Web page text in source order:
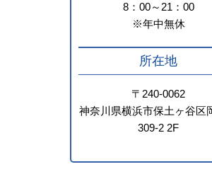
8：00～21：00
※年中無休
所在地
〒240-0062
神奈川県横浜市保土ヶ谷区
309-2 2F